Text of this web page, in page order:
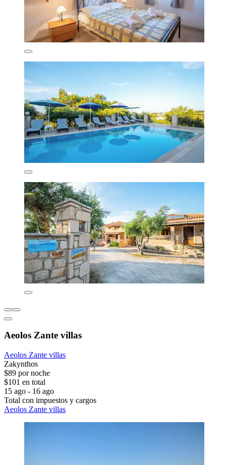
Aeolos Zante villas
Aeolos Zante villas
Zakynthos
$89 por noche
$101 en total
15 ago - 16 ago
Total con impuestos y cargos
Aeolos Zante villas